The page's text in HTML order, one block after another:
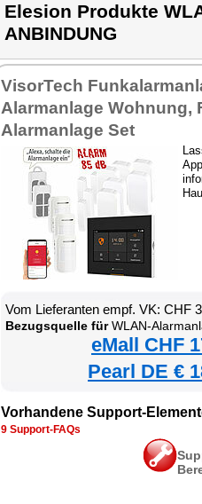
Elesion Produkte
ANBINDUNG
VisorTech
Alarmanlage Wohnung,
Alarmanlage Set
Vom Lieferanten empf. VK: CHF
Bezugsquelle fürWLAN-Alarmanlage mit
eMall CHF
Pearl DE €
Vorhandene Support-
9 Support-FAQs